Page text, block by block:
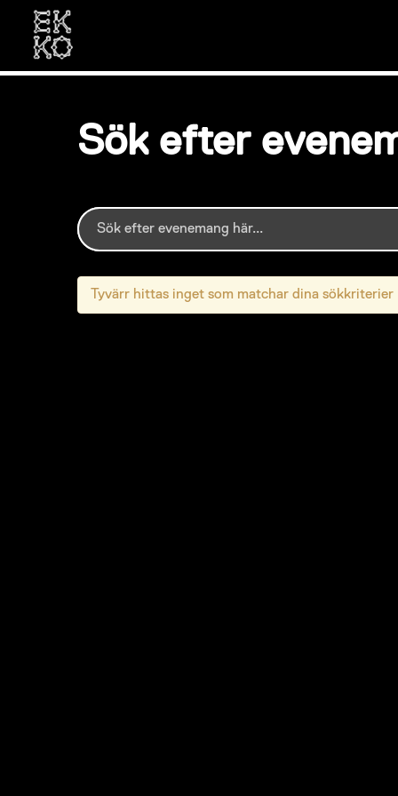
Sök efter
Tyvärr hittas inget som matchar dina sökkriterier